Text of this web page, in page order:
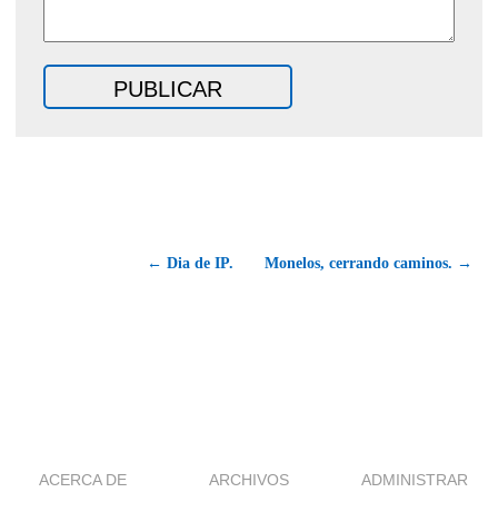
← Dia de IP. Monelos, cerrando caminos. →
ACERCA DE ARCHIVOS ADMINISTRAR